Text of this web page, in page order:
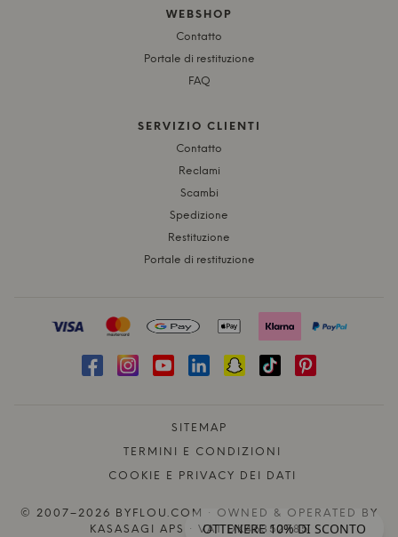
WEBSHOP
Contatto
Portale di restituzione
FAQ
SERVIZIO CLIENTI
Contatto
Reclami
Scambi
Spedizione
Restituzione
Portale di restituzione
SITEMAP
TERMINI E CONDIZIONI
COOKIE E PRIVACY DEI DATI
© 2007–2026 BYFLOU.COM · OWNED & OPERATED BY
KASASAGI APS · VAT DK46352785
OTTENERE 10% DI SCONTO